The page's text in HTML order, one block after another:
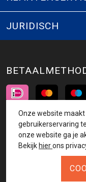
JURIDISCH
INSCHRIJVEN
Onze website
gebruikerservaring
onze website ga je
Bekijk hierons